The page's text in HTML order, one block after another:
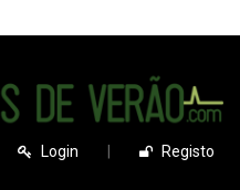
Login Registo